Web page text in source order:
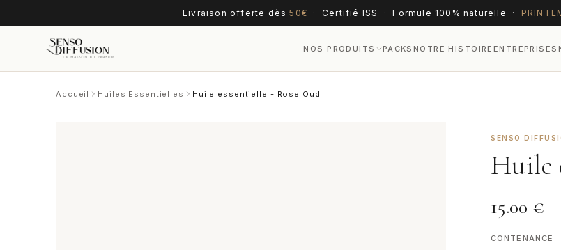
Livraison offerte dès50€ · Certifié ISS · Formule 100% naturelle ·
NOS PRODUITS PACKS NOTRE HISTOIRE ENTREPRISES
Accueil Huiles Essentielles Huile essentielle - Rose Oud
SENSO
Huile
15.00 €
CONTENANCE